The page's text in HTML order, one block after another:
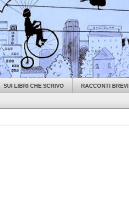
SUI LIBRI CHE SCRIVO RACCONTI BREVI